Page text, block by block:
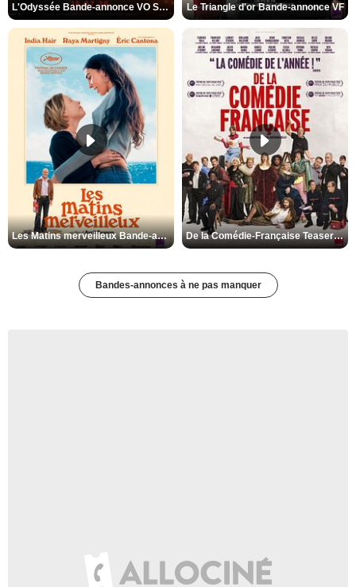
L'Odyssée Bande-annonce VO STFR Le Triangle d'or Bande-annonce VF
Les Matins merveilleux Bande-annonce VF De la Comédie-Française Teaser VF
Bandes-annonces à ne pas manquer